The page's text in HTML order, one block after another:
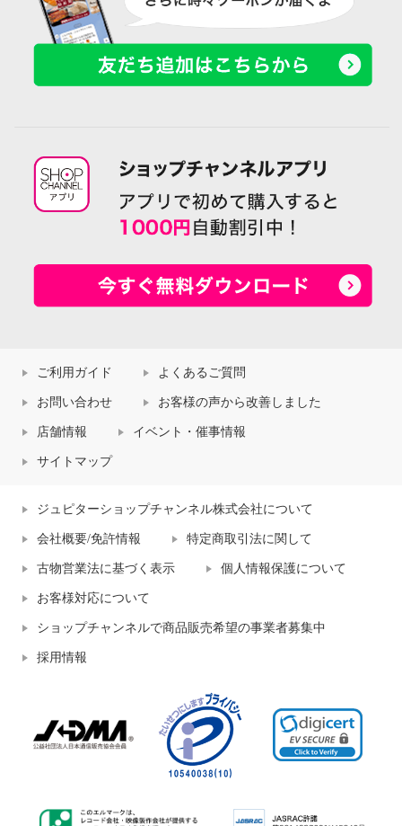
ご利用ガイド よくあるご質問
お問い合わせ お客様の声から改善しました
店舗情報 イベント・催事情報
サイトマップ
ジュピターショップチャンネル株式会社について
会社概要/免許情報 特定商取引法に関して
古物営業法に基づく表示 個人情報保護について
お客様対応について
ショップチャンネルで商品販売希望の事業者募集中
採用情報